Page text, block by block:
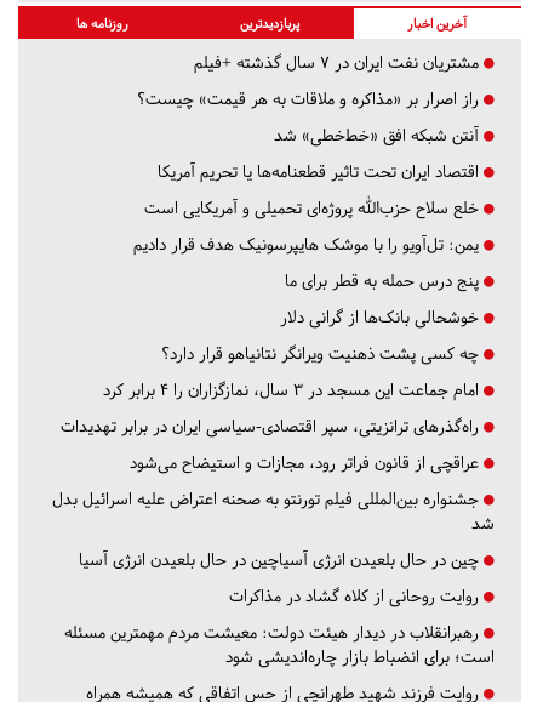
آخرین اخبار پربازدیدترین روزنامه ها
مشتریان نفت ایران در ۷ سال گذشته +فیلم
راز اصرار بر «مذاکره و ملاقات به هر قیمت» چیست؟
آنتن شبکه افق «خط‌خطی» شد
اقتصاد ایران تحت تاثیر قطعنامه‌ها یا تحریم‌ آمریکا
خلع سلاح حزب‌الله پروژه‌ای تحمیلی و آمریکایی است
یمن: تل‌آویو را با موشک هایپرسونیک هدف قرار دادیم
پنج درس‌ حمله به قطر برای ما
خوشحالی بانک‌ها از گرانی دلار
چه کسی پشت ذهنیت ویرانگر نتانیاهو قرار دارد؟
امام جماعت این مسجد در ۳ سال، نمازگزاران را ۴ برابر کرد
راه‌گذرهای ترانزیتی، سپر اقتصادی-سیاسی ایران در برابر تهدیدات
عراقچی از قانون فراتر رود، مجازات و استیضاح می‌شود
جشنواره بین‌المللی فیلم تورنتو به صحنه اعتراض علیه اسرائیل بدل
شد
چین در حال بلعیدن انرژی آسیاچین در حال بلعیدن انرژی آسیا
روایت روحانی از کلاه گشاد در مذاکرات
رهبرانقلاب در دیدار هیئت دولت: معیشت مردم مهمترین مسئله
است؛ برای انضباط بازار چاره‌اندیشی شود
روایت فرزند شهید طهرانچی از حس اتفاقی که همیشه همراه